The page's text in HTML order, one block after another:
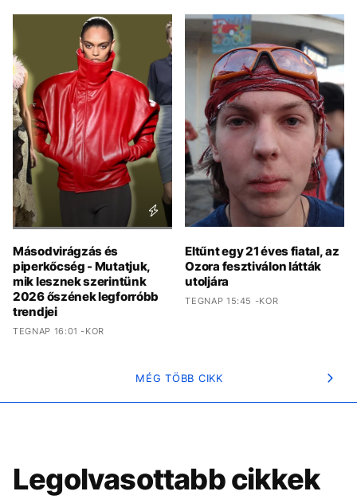
Másodvirágzás és
piperkőcség - Mutatjuk,
mik lesznek szerintünk
2026 őszének legforróbb
trendjei
TEGNAP 16:01 -KOR
Eltűnt egy 21 éves fiatal, az
Ozora fesztiválon látták
utoljára
TEGNAP 15:45 -KOR
MÉG TÖBB CIKK
Legolvasottabb cikkek